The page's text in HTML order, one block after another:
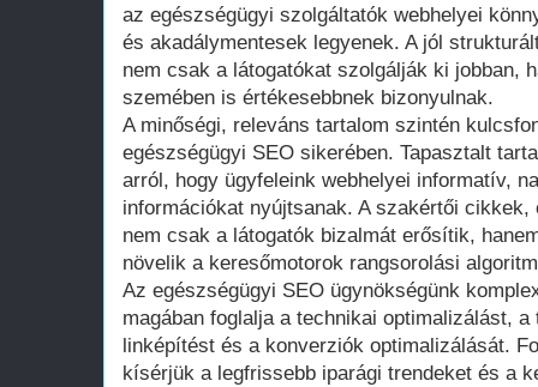
az egészségügyi szolgáltatók webhelyei
és akadálymentesek legyenek. A jól
nem csak a látogatókat szolgálják ki jobban,
szemében is értékesebbnek bizonyulnak.
A minőségi, releváns tartalom szintén
egészségügyi SEO sikerében. Tapasztalt
arról, hogy ügyfeleink webhelyei informatív,
információkat nyújtsanak. A szakértői
nem csak a látogatók bizalmát erősítik,
növelik a keresőmotorok rangsorolási
Az egészségügyi SEO ügynökségünk
magában foglalja a technikai optimalizálást,
linképítést és a konverziók optimalizálását.
kísérjük a legfrissebb iparági trendeket és a